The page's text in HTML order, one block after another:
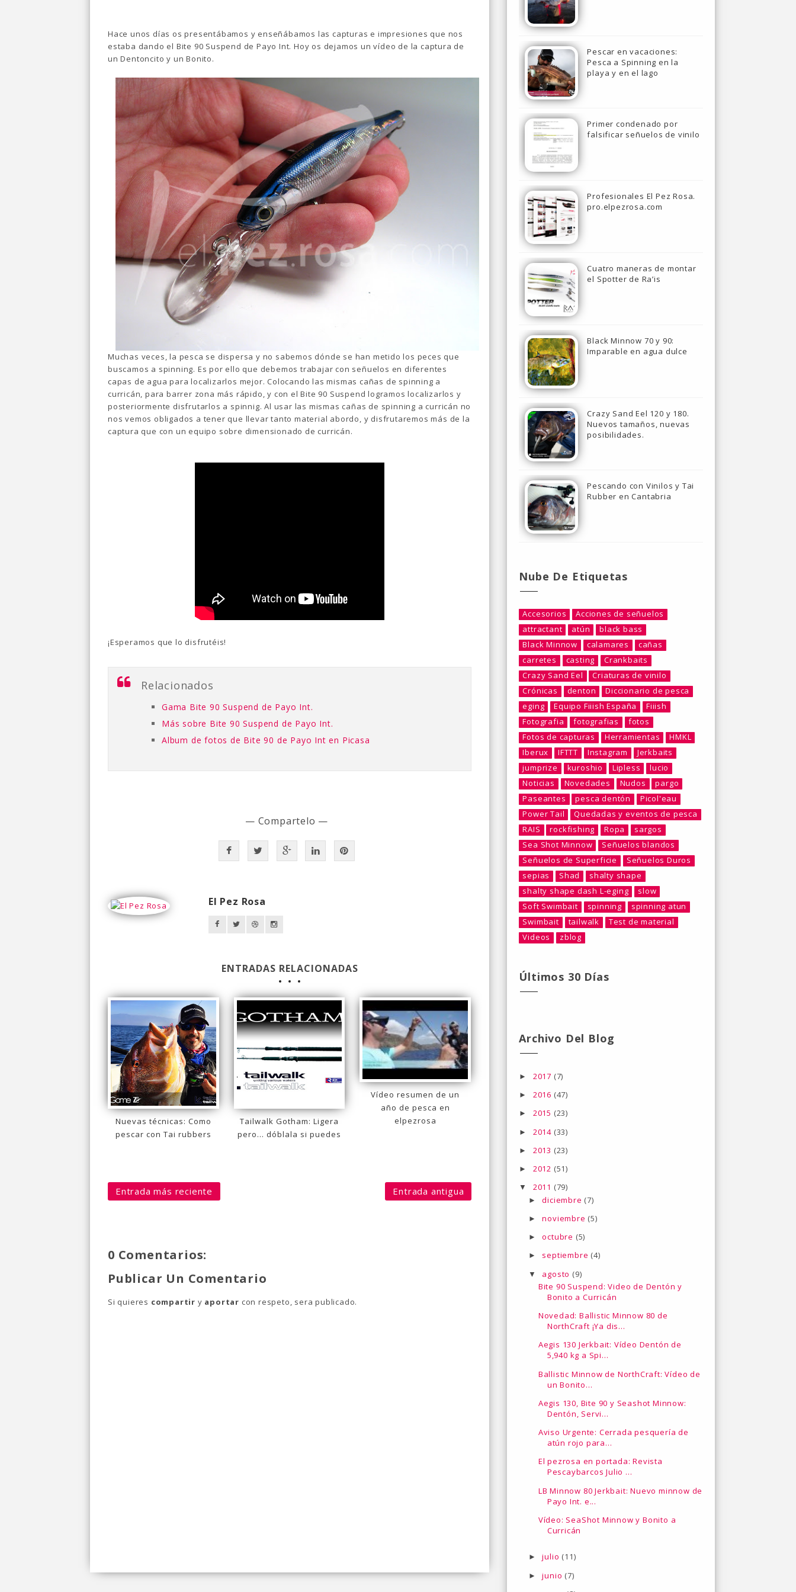
Hace unos días os presentábamos y enseñábamos las capturas e impresiones que nos
estaba dando el Bite 90 Suspend de Payo Int. Hoy os dejamos un vídeo de la captura de
un Dentoncito y un Bonito.
Muchas veces, la pesca se dispersa y no sabemos dónde se han metido los peces que
buscamos a spinning. Es por ello que debemos trabajar con señuelos en diferentes
capas de agua para localizarlos mejor. Colocando las mismas cañas de spinning a
curricán, para barrer zona más rápido, y con el Bite 90 Suspend logramos localizarlos y
posteriormente disfrutarlos a spinnig. Al usar las mismas cañas de spinning a curricán no
nos vemos obligados a tener que llevar tanto material abordo, y disfrutaremos más de la
captura que con un equipo sobre dimensionado de curricán.
¡Esperamos que lo disfrutéis!
Relacionados
Gama Bite 90 Suspend de Payo Int.
Más sobre Bite 90 Suspend de Payo Int.
Album de fotos de Bite 90 de Payo Int en Picasa
— Compartelo —
El Pez Rosa
ENTRADAS RELACIONADAS
Nuevas técnicas: Como
pescar con Tai rubbers
Tailwalk Gotham: Ligera
pero... dóblala si puedes
Vídeo resumen de un
año de pesca en
elpezrosa
Entrada más reciente Entrada antigua
0 Comentarios:
Publicar Un Comentario
Si quieres compartir y aportar con respeto, sera publicado.
Pescar en vacaciones:
Pesca a Spinning en la
playa y en el lago
Primer condenado por
falsificar señuelos de vinilo
Profesionales El Pez Rosa.
pro.elpezrosa.com
Cuatro maneras de montar
el Spotter de Ra’is
Black Minnow 70 y 90:
Imparable en agua dulce
Crazy Sand Eel 120 y 180.
Nuevos tamaños, nuevas
posibilidades.
Pescando con Vinilos y Tai
Rubber en Cantabria
Nube De Etiquetas
Accesorios
Acciones de señuelos
attractant
atún
black bass
Black Minnow
calamares
cañas
carretes
casting
Crankbaits
Crazy Sand Eel
Criaturas de vinilo
Crónicas
denton
Diccionario de pesca
eging
Equipo Fiiish España
Fiiish
Fotografia
fotografias
fotos
Fotos de capturas
Herramientas
HMKL
Iberux
IFTTT Instagram
Jerkbaits
jumprize
kuroshio Lipless
lucio
Noticias
Novedades Nudos
pargo
Paseantes
pesca dentón
Picol'eau
Power Tail
Quedadas y eventos de pesca
RAIS
rockfishing Ropa
sargos
Sea Shot Minnow
Señuelos blandos
Señuelos de Superficie
Señuelos Duros
sepias
Shad
shalty shape
shalty shape dash L-eging
slow
Soft Swimbait
spinning
spinning atun
Swimbait
tailwalk
Test de material
Videos
zblog
Últimos 30 Días
Archivo Del Blog
► 2017 (7)
► 2016 (47)
► 2015 (23)
► 2014 (33)
► 2013 (23)
► 2012 (51)
▼ 2011 (79)
►diciembre (7)
►noviembre (5)
►octubre (5)
► septiembre (4)
▼ agosto (9)
Bite 90 Suspend: Video de Dentón y
Bonito a Curricán
Novedad: Ballistic Minnow 80 de
NorthCraft ¡Ya dis...
Aegis 130 Jerkbait: Vídeo Dentón de
5,940 kg a Spi...
Ballistic Minnow de NorthCraft: Vídeo de
un Bonito...
Aegis 130, Bite 90 y Seashot Minnow:
Dentón, Servi...
Aviso Urgente: Cerrada pesquería de
atún rojo para...
El pezrosa en portada: Revista
Pescaybarcos Julio ...
LB Minnow 80 Jerkbait: Nuevo minnow de
Payo Int. e...
Vídeo: SeaShot Minnow y Bonito a
Curricán
►julio (11)
►junio (7)